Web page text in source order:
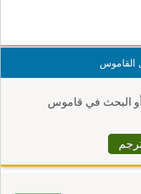
القاموس
أو البحث في قاموس